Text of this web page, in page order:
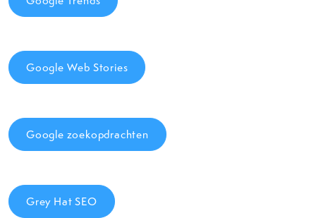
Google Web Stories
Google zoekopdrachten
Grey Hat SEO